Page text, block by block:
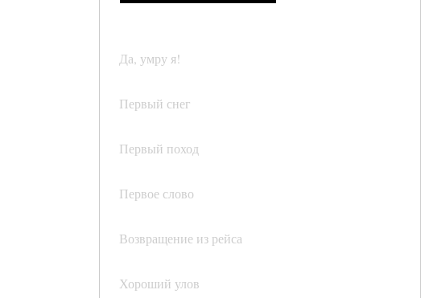
Да, умру я!
Первый снег
Первый поход
Первое слово
Возвращение из рейса
Хороший улов